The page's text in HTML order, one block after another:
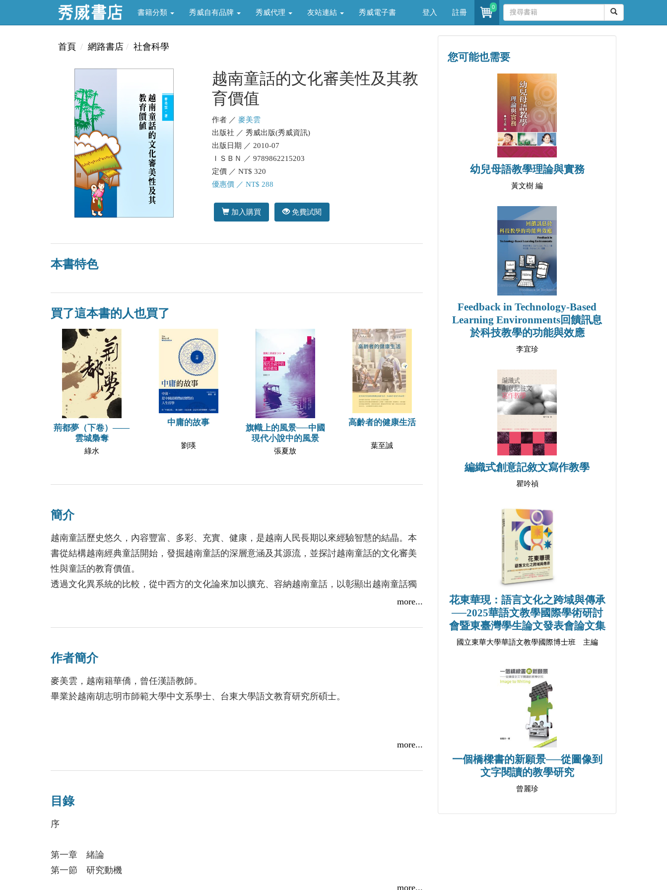
書籍分類 秀威自有品牌 秀威代理 友站連結 秀威電子書 登入 註冊
0
首頁 網路書店 社會科學
越南童話的文化審美性及其教
育價值
作者 ／ 麥美雲
出版社 ／ 秀威出版(秀威資訊)
出版日期 ／ 2010-07
ＩＳＢＮ ／ 9789862215203
定價 ／ NT$ 320
優惠價 ／ NT$ 288
加入購買 免費試閱
本書特色
買了這本書的人也買了
荊都夢（下卷）——
雲城梟奪
綠水
中庸的故事
劉瑛
旗幟上的風景──中國
現代小說中的風景
張夏放
高齡者的健康生活
葉至誠
簡介
越南童話歷史悠久，內容豐富、多彩、充實、健康，是越南人民長期以來經驗智慧的結晶。本
書從結構越南經典童話開始，發掘越南童話的深層意涵及其源流，並探討越南童話的文化審美
性與童話的教育價值。
透過文化異系統的比較，從中西方的文化論來加以擴充、容納越南童話，以彰顯出越南童話獨
more...
作者簡介
麥美雲，越南籍華僑，曾任漢語教師。
畢業於越南胡志明市師範大學中文系學士、台東大學語文教育研究所碩士。
more...
目錄
序
第一章 緒論
第一節 研究動機
more...
您可能也需要
幼兒母語教學理論與實務
黃文樹 編
Feedback in Technology-Based
Learning Environments回饋訊息
於科技教學的功能與效應
李宜珍
編織式創意記敘文寫作教學
瞿吟禎
花東華現：語言文化之跨域與傳承
──2025華語文教學國際學術研討
會暨東臺灣學生論文發表會論文集
國立東華大學華語文教學國際博士班 主編
一個橋樑書的新願景──從圖像到
文字閱讀的教學研究
曾麗珍